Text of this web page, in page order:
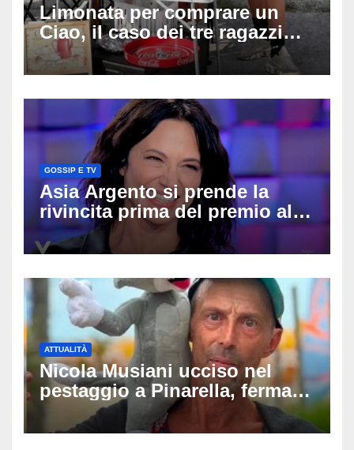
Limonata per comprare un
Ciao, il caso dei tre ragazzi
divide l’Italia: Fedriga li invita
in Regione, Vannacci li
GOSSIP E TV
Asia Argento si prende la
rivincita prima del premio alla
carriera: «Mi chiamano
raccomandata e cagna»
ATTUALITÀ
Nicola Musiani ucciso nel
pestaggio a Pinarella, fermati
quattro giovani: la svolta
dopo video, intercettazioni e